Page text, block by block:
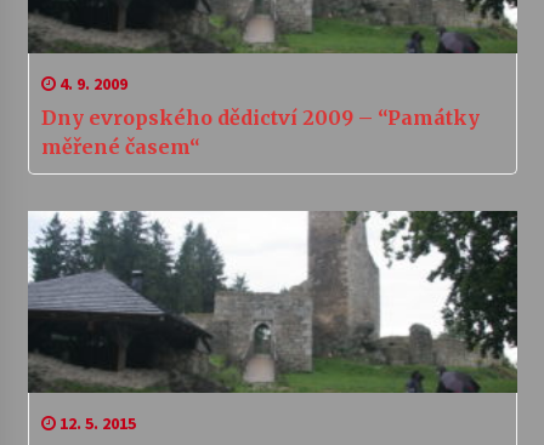
4. 9. 2009
Dny evropského dědictví 2009 – “Památky
měřené časem“
12. 5. 2015